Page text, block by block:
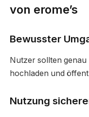
von erome’s
Bewusster
Nutzer sollten
hochladen und
Nutzung